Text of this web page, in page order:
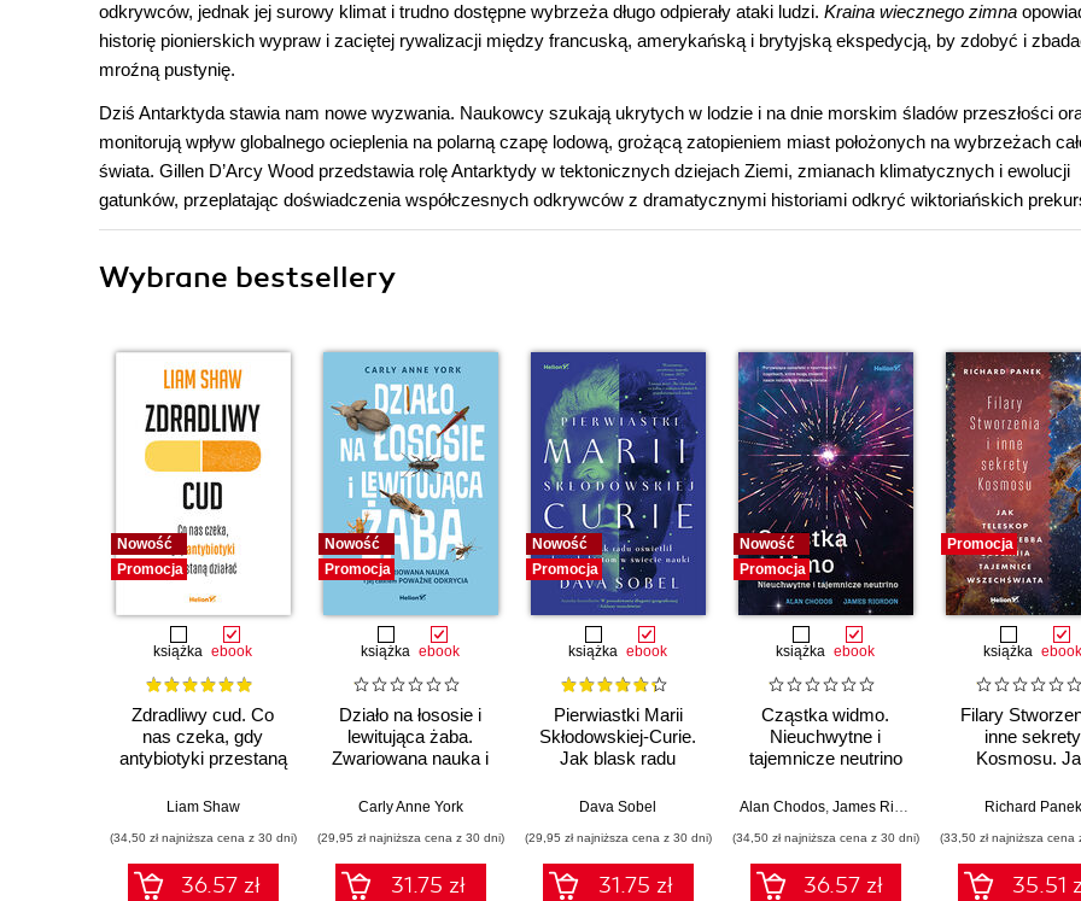
odkrywców, jednak jej surowy klimat i trudno dostępne wybrzeża długo odpierały ataki ludzi. Kraina wiecznego zimna
historię pionierskich wypraw i zaciętej rywalizacji między francuską, amerykańską i brytyjską ekspedycją, by zdobyć i
mroźną pustynię.
Dziś Antarktyda stawia nam nowe wyzwania. Naukowcy szukają ukrytych w lodzie i na dnie morskim śladów przeszłości
monitorują wpływ globalnego ocieplenia na polarną czapę lodową, grożącą zatopieniem miast położonych na wybrzeżach
świata. Gillen D’Arcy Wood przedstawia rolę Antarktydy w tektonicznych dziejach Ziemi, zmianach klimatycznych i ewolucji
gatunków, przeplatając doświadczenia współczesnych odkrywców z dramatycznymi historiami odkryć wiktoriańskich
Wybrane bestsellery
Nowość
Promocja
książka ebook
Zdradliwy cud. Co
nas czeka, gdy
antybiotyki przestaną
Liam Shaw
(34,50 zł najniższa cena z 30 dni)
36.57 zł
Nowość
Promocja
książka ebook
Działo na łososie i
lewitująca żaba.
Zwariowana nauka i
odkrycia
Carly Anne York
(29,95 zł najniższa cena z 30 dni)
31.75 zł
Nowość
Promocja
książka ebook
Pierwiastki Marii
Skłodowskiej-Curie.
Jak blask radu
kobietom w świecie
Dava Sobel
(29,95 zł najniższa cena z 30 dni)
31.75 zł
Nowość
Promocja
książka ebook
Cząstka widmo.
Nieuchwytne i
tajemnicze neutrino
Alan Chodos, James Riordon
(34,50 zł najniższa cena z 30 dni)
36.57 zł
Promocja
książka ebook
Filary
inne sekrety
Kosmosu.
Webba
Richard Panek
(33,50 zł najniższa cena
35.51